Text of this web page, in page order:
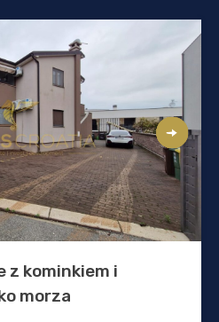
z kominkiem i
morza